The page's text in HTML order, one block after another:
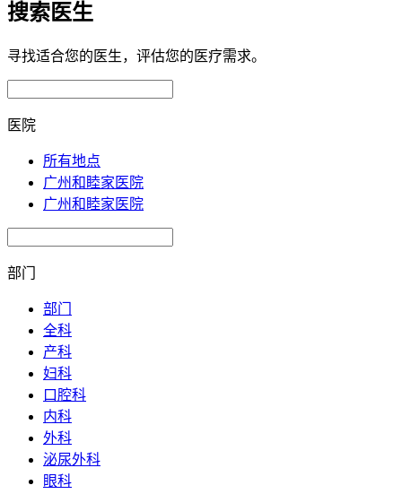
搜索医生
寻找适合您的医生，评估您的医疗需求。
医院
所有地点
广州和睦家医院
广州和睦家医院
部门
部门
全科
产科
妇科
口腔科
内科
外科
泌尿外科
眼科